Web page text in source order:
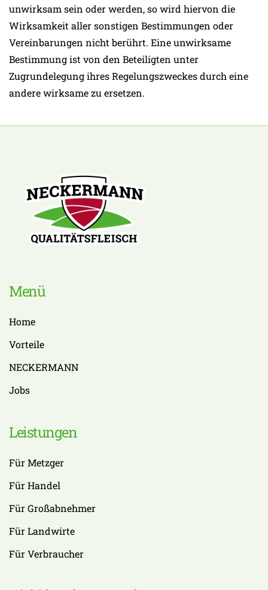
unwirksam sein oder werden, so wird hiervon die
Wirksamkeit aller sonstigen Bestimmungen oder
Vereinbarungen nicht berührt. Eine unwirksame
Bestimmung ist von den Beteiligten unter
Zugrundelegung ihres Regelungszweckes durch eine
andere wirksame zu ersetzen.
Menü
Home
Vorteile
NECKERMANN
Jobs
Leistungen
Für Metzger
Für Handel
Für Großabnehmer
Für Landwirte
Für Verbraucher